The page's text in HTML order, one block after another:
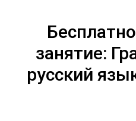
занятие:
русский